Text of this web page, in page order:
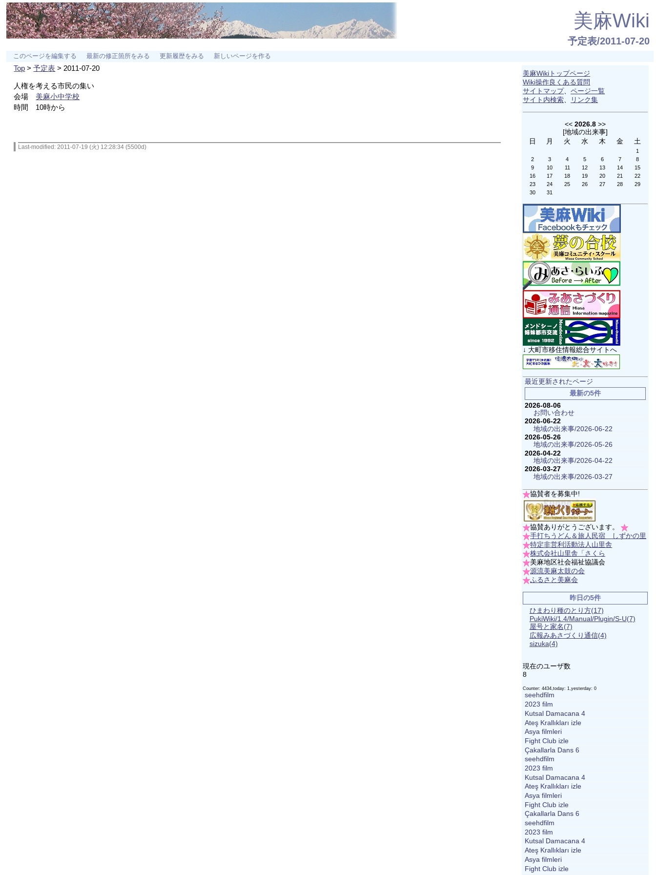
美麻Wiki
予定表/2011-07-20
このページを編集する 最新の修正箇所をみる 更新履歴をみる 新しいページを作る
Top >予定表 > 2011-07-20
人権を考える市民の集い
会場 美麻小中学校
時間 10時から
Last-modified: 2011-07-19 (火) 12:28:34 (5500d)
美麻Wikiトップページ
Wiki操作良くある質問
サイトマップ、ページ一覧
サイト内検索、 リンク集
<< 2026.8 >>
[地域の出来事]
日
月 火 水 木 金 土
1
2
3 4 5 6 7
8
9
10 11 12 13 14
15
16
17 18 19 20 21
22
23
24 25 26 27 28
29
30
31
↓ 大町市移住情報総合サイトへ
最近更新されたページ
最新の5件
2026-08-06
お問い合わせ
2026-06-22
地域の出来事/2026-06-22
2026-05-26
地域の出来事/2026-05-26
2026-04-22
地域の出来事/2026-04-22
2026-03-27
地域の出来事/2026-03-27
協賛者を募集中!
協賛ありがとうございます。
手打ちうどん＆旅人民宿 しずかの里
特定非営利活動法人山里舎
株式会社山里舎「さくら
美麻地区社会福祉協議会
源流美麻太鼓の会
ふるさと美麻会
昨日の5件
ひまわり種のとり方(17)
PukiWiki/1.4/Manual/Plugin/S-U(7)
屋号と家名 (7)
広報みあさづくり通信(4)
sizuka(4)
現在のユーザ数
8
Counter: 4434,today: 1,yesterday: 0
seehdfilm
2023 film
Kutsal Damacana 4
Ateş Krallıkları izle
Asya filmleri
Fight Club izle
Çakallarla Dans 6
seehdfilm
2023 film
Kutsal Damacana 4
Ateş Krallıkları izle
Asya filmleri
Fight Club izle
Çakallarla Dans 6
seehdfilm
2023 film
Kutsal Damacana 4
Ateş Krallıkları izle
Asya filmleri
Fight Club izle